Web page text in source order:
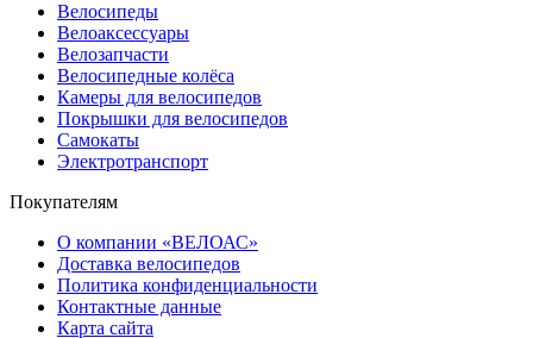
Велосипеды
Велоаксессуары
Велозапчасти
Велосипедные колёса
Камеры для велосипедов
Покрышки для велосипедов
Самокаты
Электротранспорт
Покупателям
О компании «ВЕЛОАС»
Доставка велосипедов
Политика конфиденциальности
Контактные данные
Карта сайта